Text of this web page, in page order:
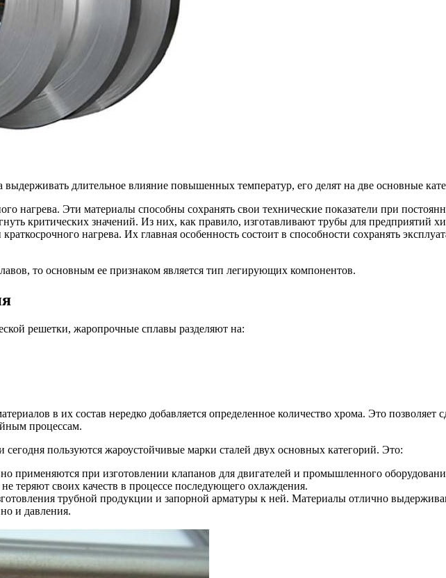
выдерживать длительное влияние повышенных температур, его делят на две основные
нагрева. Эти материалы способны сохранять свои технические показатели при
критических значений. Из них, как правило, изготавливают трубы для предприятий
нагрева. Их главная особенность состоит в способности сохранять
то основным ее признаком является тип легирующих компонентов.
решетки, жаропрочные сплавы разделяют на:
в их состав нередко добавляется определенное количество хрома. Это позволяет
процессам.
пользуются жароустойчивые марки сталей двух основных категорий. Это:
применяются при изготовлении клапанов для двигателей и промышленного
теряют своих качеств в процессе последующего охлаждения.
трубной продукции и запорной арматуры к ней. Материалы отлично
и давления.